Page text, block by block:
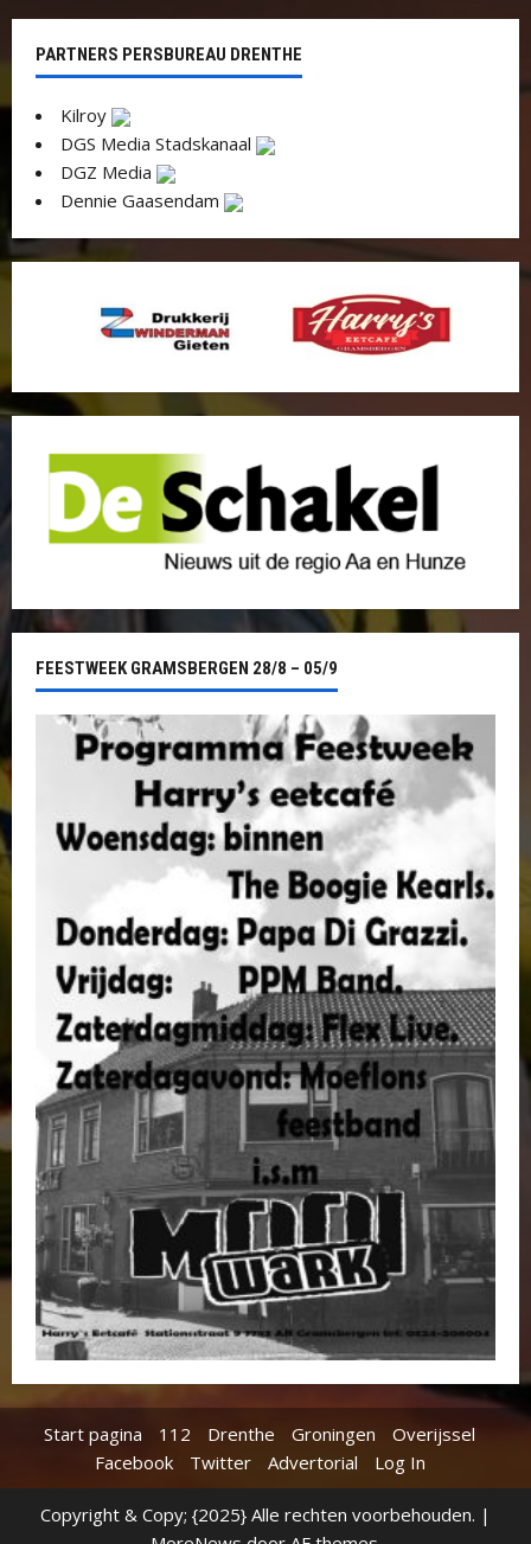
PARTNERS PERSBUREAU DRENTHE
Kilroy
DGS Media Stadskanaal
DGZ Media
Dennie Gaasendam
FEESTWEEK GRAMSBERGEN 28/8 – 05/9
Start pagina 112 Drenthe Groningen
Overijssel
Facebook
Twitter Advertorial Log In
Copyright & Copy; {2025} Alle rechten voorbehouden. |